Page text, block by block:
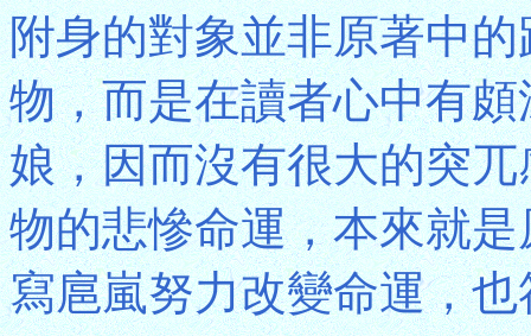
附身的對象並非原著中
物，而是在讀者心中有
娘，因而沒有很大的突
物的悲慘命運，本來就
寫扈嵐努力改變命運，